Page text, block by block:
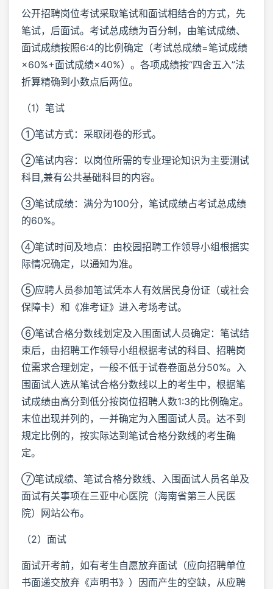
公开招聘岗位考试采取笔试和面试相结合的方式，先
笔试，后面试。考试总成绩为百分制，由笔试成绩、
面试成绩按照6:4的比例确定（考试总成绩=笔试成绩
×60%+面试成绩×40%）。各项成绩按“四舍五入”法
折算精确到小数点后两位。
（1）笔试
①笔试方式：采取闭卷的形式。
②笔试内容：以岗位所需的专业理论知识为主要测试
科目,兼有公共基础科目的内容。
③笔试成绩：满分为100分，笔试成绩占考试总成绩
的60%。
④笔试时间及地点：由校园招聘工作领导小组根据实
际情况确定，以通知为准。
⑤应聘人员参加笔试凭本人有效居民身份证（或社会
保障卡）和《准考证》进入考场考试。
⑥笔试合格分数线划定及入围面试人员确定：笔试结
束后，由招聘工作领导小组根据考试的科目、招聘岗
位需求合理划定，一般不低于试卷卷面总分50%。入
围面试人选从笔试合格分数线以上的考生中，根据笔
试成绩由高分到低分按岗位招聘人数1:3的比例确定。
末位出现并列的，一并确定为入围面试人员。达不到
规定比例的，按实际达到笔试合格分数线的考生确
定。
⑦笔试成绩、笔试合格分数线、入围面试人员名单及
面试有关事项在三亚中心医院（海南省第三人民医
院）网站公布。
（2）面试
面试开考前，如有考生自愿放弃面试（应向招聘单位
书面递交放弃《声明书》）因而产生的空缺，从应聘